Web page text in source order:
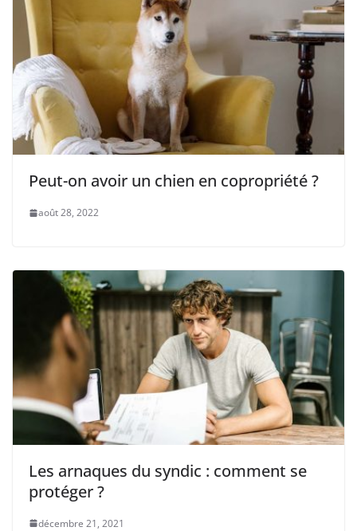
Peut-on avoir un chien en copropriété ?
août 28, 2022
Les arnaques du syndic : comment se
protéger ?
décembre 21, 2021